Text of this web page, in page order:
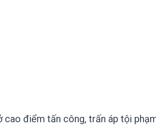
cao điểm tấn công, trấn áp tội